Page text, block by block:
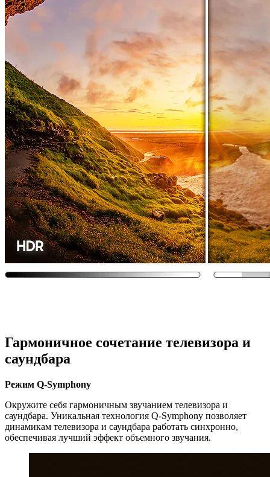
Гармоничное сочетание телевизора и
саундбара
Режим Q-Symphony
Окружите себя гармоничным звучанием телевизора и
саундбара. Уникальная технология Q-Symphony позволяет
динамикам телевизора и саундбара работать синхронно,
обеспечивая лучший эффект объемного звучания.